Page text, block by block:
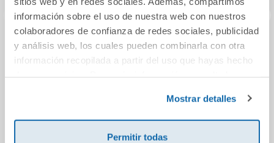
información sobre el uso de nuestra web con nuestros
colaboradores de confianza de redes sociales, publicidad
y análisis web, los cuales pueden combinarla con otra
información recopilada a partir del uso que hayas hecho
Mostrar detalles
Permitir todas
Luces de Bohemia
Comprar
Tres Sombreros De
Copa N/c
10,50€
Comprar